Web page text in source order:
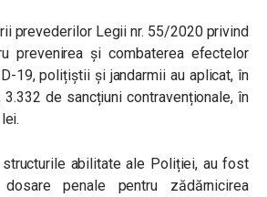
prevederilor Legii nr. 55/2020 privind
prevenirea și combaterea efectelor
19, polițiștii și jandarmii au aplicat, în
3.332 de sancțiuni contravenționale, în
structurile abilitate ale Poliției, au fost
penale pentru zădărnicirea